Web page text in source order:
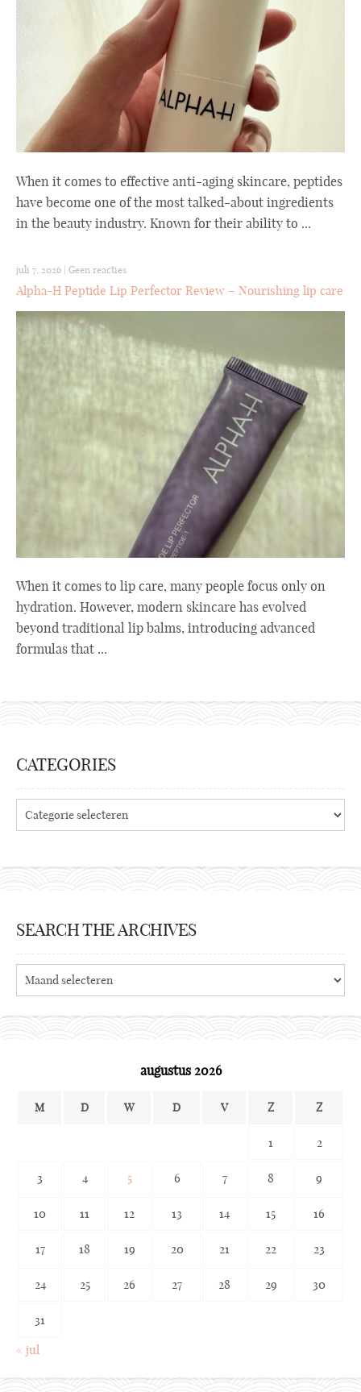
When it comes to effective anti-aging skincare, peptides
have become one of the most talked-about ingredients
in the beauty industry. Known for their ability to ...
juli 7, 2026 Geen reacties
Alpha-H Peptide Lip Perfector Review – Nourishing lip care
When it comes to lip care, many people focus only on
hydration. However, modern skincare has evolved
beyond traditional lip balms, introducing advanced
formulas that ...
CATEGORIES
SEARCH THE ARCHIVES
the
augustus 2026
M D W D V Z Z
1 2
3 4 5 6 7 8 9
10 11 12 13 14 15 16
17 18 19 20 21 22 23
24 25 26 27 28 29 30
31
« jul